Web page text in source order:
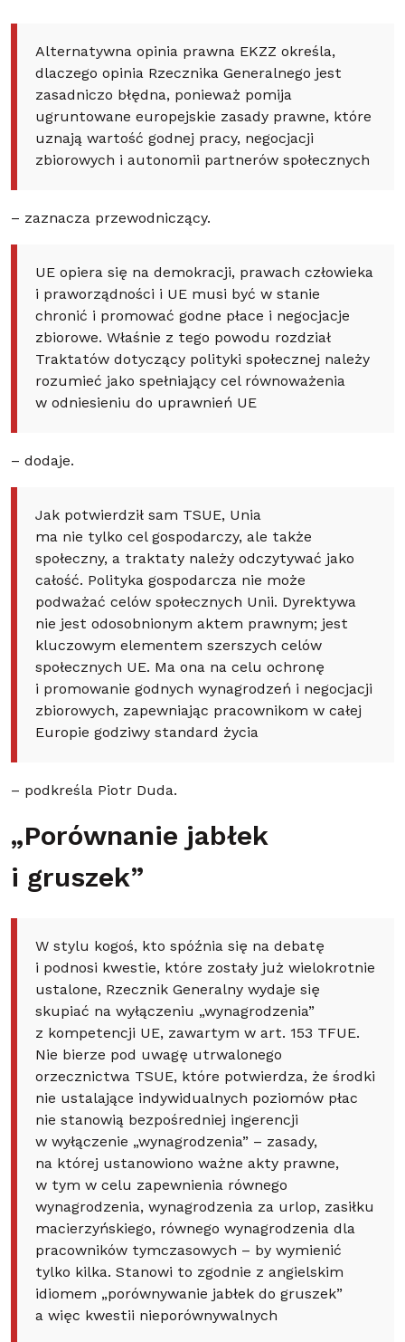
Alternatywna opinia prawna EKZZ określa,
dlaczego opinia Rzecznika Generalnego jest
zasadniczo błędna, ponieważ pomija
ugruntowane europejskie zasady prawne, które
uznają wartość godnej pracy, negocjacji
zbiorowych i autonomii partnerów społecznych
– zaznacza przewodniczący.
UE opiera się na demokracji, prawach człowieka
i praworządności i UE musi być w stanie
chronić i promować godne płace i negocjacje
zbiorowe. Właśnie z tego powodu rozdział
Traktatów dotyczący polityki społecznej należy
rozumieć jako spełniający cel równoważenia
w odniesieniu do uprawnień UE
– dodaje.
Jak potwierdził sam TSUE, Unia
ma nie tylko cel gospodarczy, ale także
społeczny, a traktaty należy odczytywać jako
całość. Polityka gospodarcza nie może
podważać celów społecznych Unii. Dyrektywa
nie jest odosobnionym aktem prawnym; jest
kluczowym elementem szerszych celów
społecznych UE. Ma ona na celu ochronę
i promowanie godnych wynagrodzeń i negocjacji
zbiorowych, zapewniając pracownikom w całej
Europie godziwy standard życia
– podkreśla Piotr Duda.
„Porównanie jabłek
i gruszek”
W stylu kogoś, kto spóźnia się na debatę
i podnosi kwestie, które zostały już wielokrotnie
ustalone, Rzecznik Generalny wydaje się
skupiać na wyłączeniu „wynagrodzenia”
z kompetencji UE, zawartym w art. 153 TFUE.
Nie bierze pod uwagę utrwalonego
orzecznictwa TSUE, które potwierdza, że środki
nie ustalające indywidualnych poziomów płac
nie stanowią bezpośredniej ingerencji
w wyłączenie „wynagrodzenia” – zasady,
na której ustanowiono ważne akty prawne,
w tym w celu zapewnienia równego
wynagrodzenia, wynagrodzenia za urlop, zasiłku
macierzyńskiego, równego wynagrodzenia dla
pracowników tymczasowych – by wymienić
tylko kilka. Stanowi to zgodnie z angielskim
idiomem „porównywanie jabłek do gruszek”
a więc kwestii nieporównywalnych